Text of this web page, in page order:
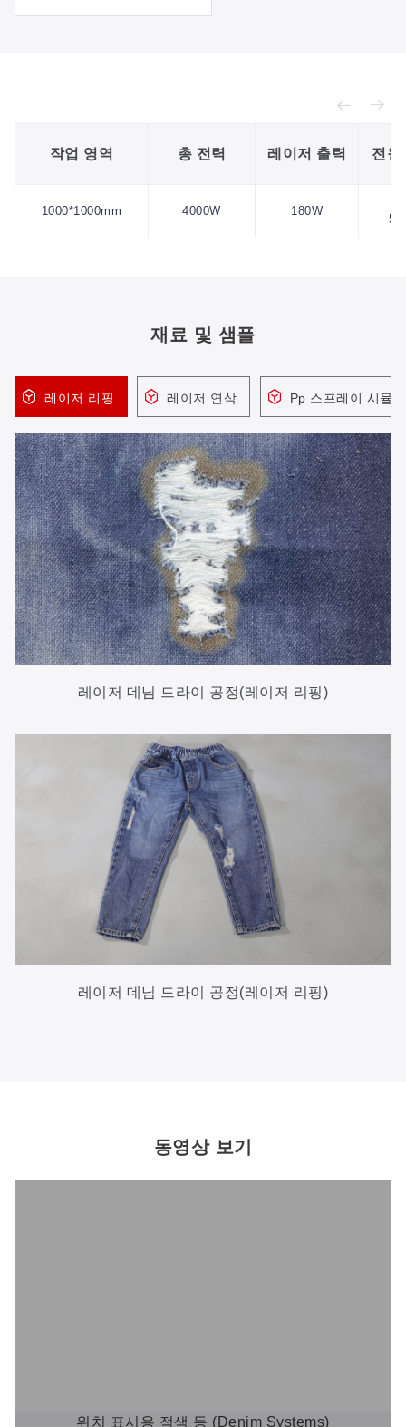
작업 영역 총 전력 레이저 출력 전원
1000*1000mm 4000W 180W
재료 및 샘플
레이저 리핑 레이저 연삭 Pp 스프레이 시뮬
레이저 데님 드라이 공정(레이저 리핑)
레이저 데님 드라이 공정(레이저 리핑)
동영상 보기
위치 표시용 적색 등 (Denim Systems)